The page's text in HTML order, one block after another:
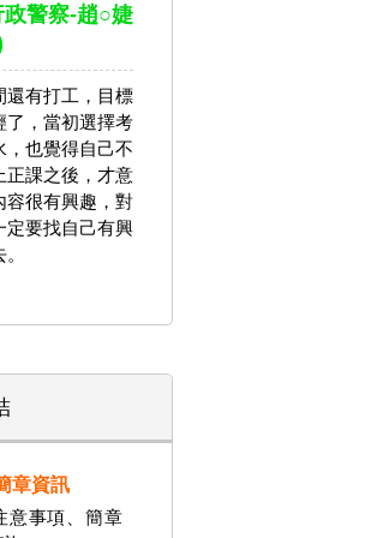
警察-趙○婕
還有打工，目標
了，當初選擇考
，也覺得自己不
正課之後，才意
容很有興趣，對
定要找自己有興
章資訊
意事項、簡章